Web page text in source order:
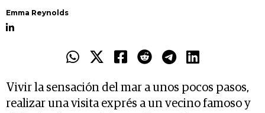
Emma Reynolds
Vivir la sensación del mar a unos pocos pasos,
realizar una visita exprés a un vecino famoso y